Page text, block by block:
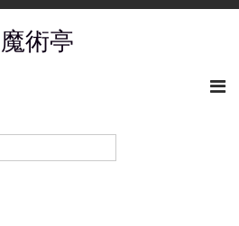
魔術亭